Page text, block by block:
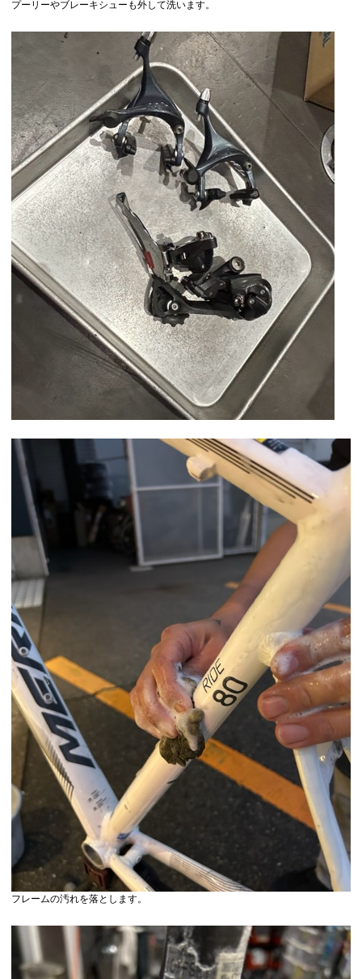
プーリーやブレーキシューも外して洗います。
フレームの汚れを落とします。